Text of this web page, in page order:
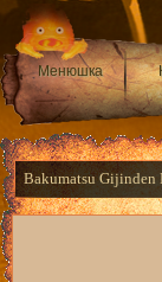
Менюшка
Bakumatsu Gijinden